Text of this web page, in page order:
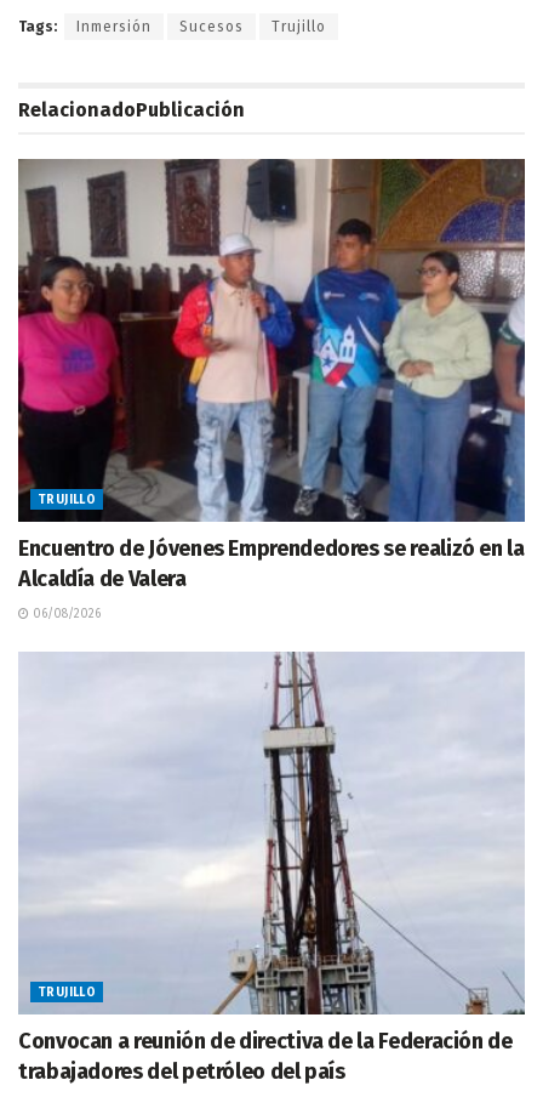
Tags: Inmersión Sucesos Trujillo
RelacionadoPublicación
TRUJILLO
Encuentro de Jóvenes Emprendedores se realizó en la
Alcaldía de Valera
06/08/2026
TRUJILLO
Convocan a reunión de directiva de la Federación de
trabajadores del petróleo del país